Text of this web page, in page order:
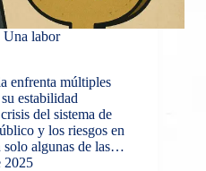
Una labor
enfrenta múltiples
estabilidad
del sistema de
y los riesgos en
solo algunas de las…
2025